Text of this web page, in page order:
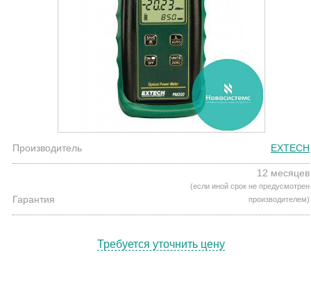
Производитель EXTECH
Гарантия
12 месяцев
(если иной срок не предусмотрен
производителем)
Требуется уточнить цену